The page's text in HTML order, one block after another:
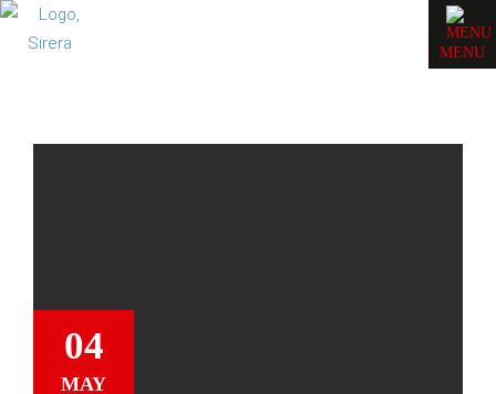
MENU
04
MAY